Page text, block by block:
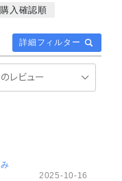
詳細フィルター
購入確認順
2025-10-16